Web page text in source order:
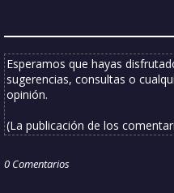
Esperamos que hayas
sugerencias, consultas o
opinión.
(La publicación de los
0 Comentarios